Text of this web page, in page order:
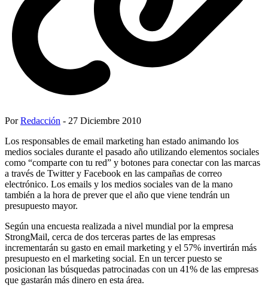
PorRedacción - 27 Diciembre 2010
Los responsables de email marketing han estado animando los
medios sociales durante el pasado año utilizando elementos sociales
como “comparte con tu red” y botones para conectar con las marcas
a través de Twitter y Facebook en las campañas de correo
electrónico. Los emails y los medios sociales van de la mano
también a la hora de prever que el año que viene tendrán un
presupuesto mayor.
Según una encuesta realizada a nivel mundial por la empresa
StrongMail, cerca de dos terceras partes de las empresas
incrementarán su gasto en email marketing y el 57% invertirán más
presupuesto en el marketing social. En un tercer puesto se
posicionan las búsquedas patrocinadas con un 41% de las empresas
que gastarán más dinero en esta área.